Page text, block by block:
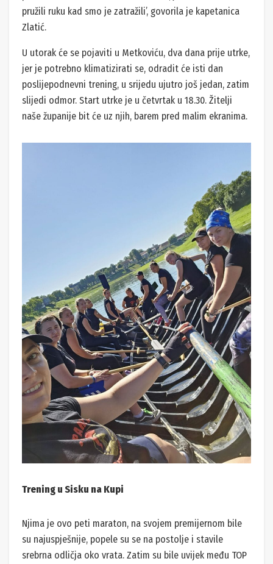
pružili ruku kad smo je zatražili’, govorila je kapetanica
Zlatić.
U utorak će se pojaviti u Metkoviću, dva dana prije utrke,
jer je potrebno klimatizirati se, odradit će isti dan
poslijepodnevni trening, u srijedu ujutro još jedan, zatim
slijedi odmor. Start utrke je u četvrtak u 18.30. Žitelji
naše županije bit će uz njih, barem pred malim ekranima.
Trening u Sisku na Kupi
Njima je ovo peti maraton, na svojem premijernom bile
su najuspješnije, popele su se na postolje i stavile
srebrna odličja oko vrata. Zatim su bile uvijek među TOP